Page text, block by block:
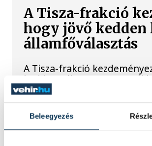
Beleegyezés
A Tisza-frakció
hogy jövő kedden
államfőválasztás
A Tisza-frakció
kedden válassza meg az új
Valami óriási
reggel